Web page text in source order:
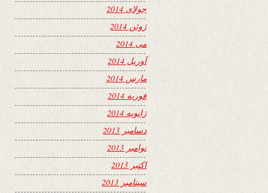
جولای 2014
ژوئن 2014
می 2014
آوریل 2014
مارس 2014
فوریه 2014
ژانویه 2014
دسامبر 2013
نوامبر 2013
اکتبر 2013
سپتامبر 2013